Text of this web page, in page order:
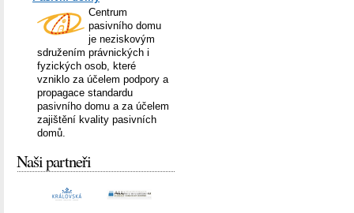
Centrum
pasivního domu
je neziskovým
sdružením právnických i
fyzických osob, které
vzniklo za účelem podpory a
propagace standardu
pasivního domu a za účelem
zajištění kvality pasivních
domů.
Naši partneři